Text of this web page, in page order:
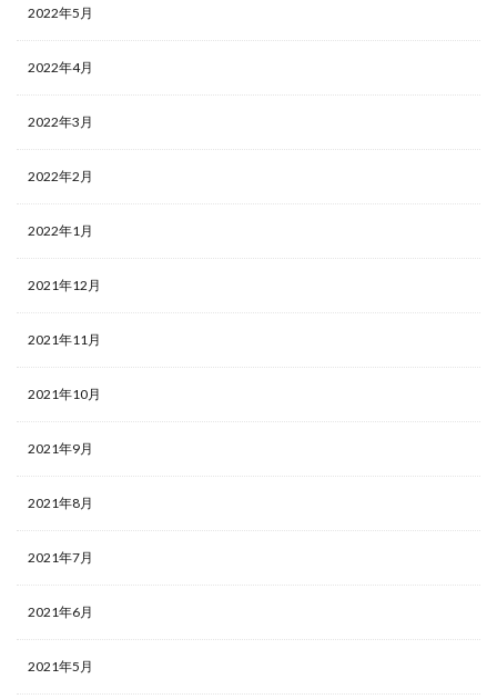
2022年5月
2022年4月
2022年3月
2022年2月
2022年1月
2021年12月
2021年11月
2021年10月
2021年9月
2021年8月
2021年7月
2021年6月
2021年5月